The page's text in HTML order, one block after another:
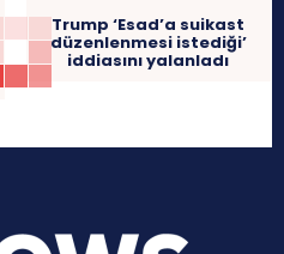
Trump ‘Esad’a suikast
düzenlenmesi istediği’
iddiasını yalanladı